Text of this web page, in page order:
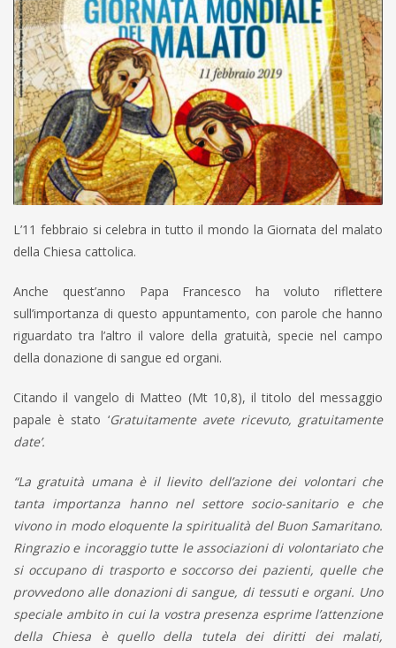
L’11 febbraio si celebra in tutto il mondo la Giornata del malato
della Chiesa cattolica.
Anche quest’anno Papa Francesco ha voluto riflettere
sull’importanza di questo appuntamento, con parole che hanno
riguardato tra l’altro il valore della gratuità, specie nel campo
della donazione di sangue ed organi.
Citando il vangelo di Matteo (Mt 10,8), il titolo del messaggio
papale è stato ‘Gratuitamente avete ricevuto, gratuitamente
date’.
“La gratuità umana è il lievito dell’azione dei volontari che
tanta importanza hanno nel settore socio-sanitario e che
vivono in modo eloquente la spiritualità del Buon Samaritano.
Ringrazio e incoraggio tutte le associazioni di volontariato che
si occupano di trasporto e soccorso dei pazienti, quelle che
provvedono alle donazioni di sangue, di tessuti e organi. Uno
speciale ambito in cui la vostra presenza esprime l’attenzione
della Chiesa è quello della tutela dei diritti dei malati,